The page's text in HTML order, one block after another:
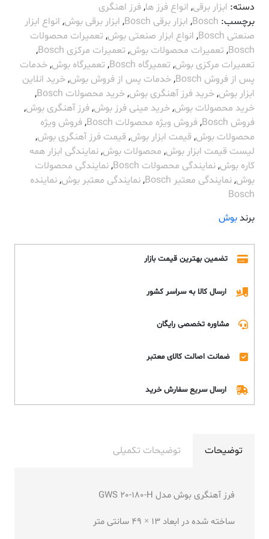
دسته: ابزار برقی, انواع فرز ها, فرز اهنگری
برچسب: Bosch
, ابزار برقی Bosch , ابزار برقی بوش, انواع ابزار
صنعتی Bosch
, انواع ابزار صنعتی بوش, تعمیرات محصولات
Bosch
, تعمیرات محصولات بوش, تعمیرات مرکزی Bosch
,
تعمیرات مرکزی بوش, تعمیرگاه Bosch , تعمیرگاه بوش,خدمات
پس از فروش Bosch
,خدمات پس از فروش بوش,خرید انلاین
ابزار بوش,خرید فرز آهنگری بوش,خرید محصولات Bosch
,
خرید محصولات بوش,خرید مینی فرز بوش, فرز آهنگری بوش,
فروش Bosch
, فروش ویژه محصولات Bosch , فروش ویژه
محصولات بوش, قیمت ابزار بوش, قیمت فرز آهنگری بوش,
لیست قیمت ابزار بوش, محصولات بوش,نمایندگی ابزار همه
کاره بوش,نمایندگی محصولات Bosch ,نمایندگی محصولات
بوش,نمایندگی معتبر Bosch ,نمایندگی معتبر بوش,نماینده
Bosch
برندبوش
تضمین بهترین قیمت بازار
ارسال کالا به سراسر کشور
مشاوره تخصصی رایگان
ضمانت اصالت کالای معتبر
ارسال سریع سفارش خرید
توضیحات توضیحات تکمیلی
فرز آهنگری بوش مدل GWS 20-180-H
ساخته شده در ابعاد 13 × 49 سانتی متر